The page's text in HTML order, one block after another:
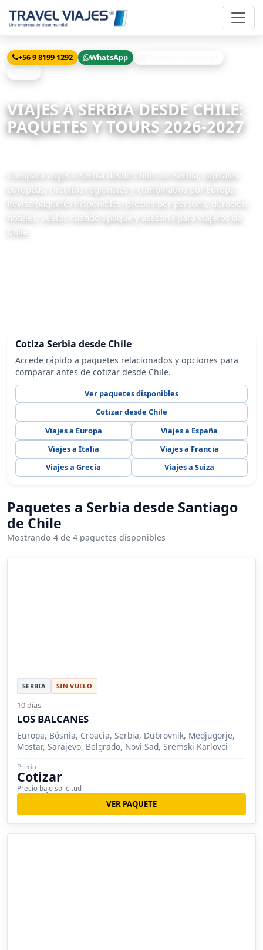
+56 9 8199 1292 WhatsApp
VIAJES A SERBIA DESDE CHILE:
PAQUETES Y TOURS 2026-2027
Compara viajes a Serbia desde Chile con Serbia, capitales
europeas, circuitos regionales y combinados por Europa.
Revisa paquetes disponibles, precios por persona, duración,
hoteles, vuelos cuando aplique y asesoría para viajeros de
Chile.
Cotiza Serbia desde Chile
Accede rápido a paquetes relacionados y opciones para
comparar antes de cotizar desde Chile.
Ver paquetes disponibles
Cotizar desde Chile
Viajes a Europa
Viajes a España
Viajes a Italia
Viajes a Francia
Viajes a Grecia
Viajes a Suiza
Paquetes a Serbia desde Santiago
de Chile
Mostrando 4 de 4 paquetes disponibles
SERBIA SIN VUELO
10 días
LOS BALCANES
Europa, Bósnia, Croacia, Serbia, Dubrovnik, Medjugorje,
Mostar, Sarajevo, Belgrado, Novi Sad, Sremski Karlovci
Precio
Cotizar
Precio bajo solicitud
VER PAQUETE